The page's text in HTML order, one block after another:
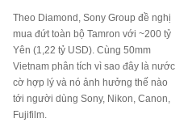
Theo Diamond, Sony Group đề nghị
mua đứt toàn bộ Tamron với ~200 tỷ
Yên (1,22 tỷ USD). Cùng 50mm
Vietnam phân tích vì sao đây là nước
cờ hợp lý và nó ảnh hưởng thế nào
tới người dùng Sony, Nikon, Canon,
Fujifilm.